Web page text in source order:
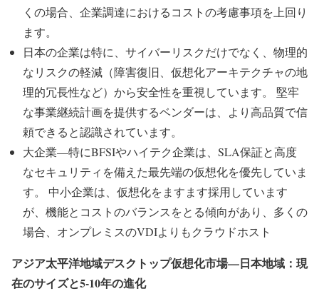
くの場合、企業調達におけるコストの考慮事項を上回り
ます。
日本の企業は特に、サイバーリスクだけでなく、物理的
なリスクの軽減（障害復旧、仮想化アーキテクチャの地
理的冗長性など）から安全性を重視しています。 堅牢
な事業継続計画を提供するベンダーは、より高品質で信
頼できると認識されています。
大企業—特にBFSIやハイテク企業は、SLA保証と高度
なセキュリティを備えた最先端の仮想化を優先していま
す。 中小企業は、仮想化をますます採用しています
が、機能とコストのバランスをとる傾向があり、多くの
場合、オンプレミスのVDIよりもクラウドホスト
アジア太平洋地域デスクトップ仮想化市場—日本地域：現
在のサイズと5-10年の進化